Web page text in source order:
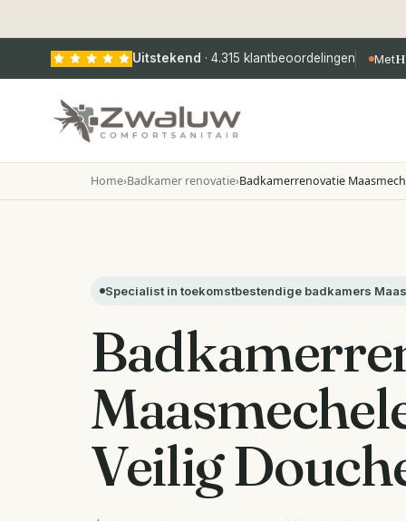
Uitstekend · 4.315 klantbeoordelingen Met
Home›Badkamer renovatie›Badkamerrenovatie
Specialist in toekomstbestendige badkamers
Veilig